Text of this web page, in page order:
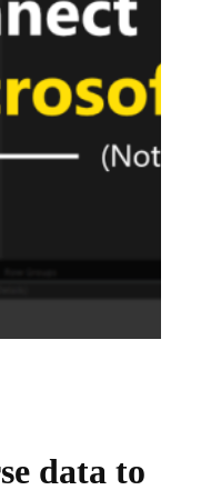
data to